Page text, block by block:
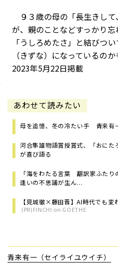
９３歳の母の「長生きし
が、親のことなどすっかり
「うしろめたさ」と結びつ
（きずな）になっているの
2023年5月22日掲載
あわせて読みたい
母を追憶、冬の冷たい手 青来有
河合隼雄物語賞授賞式、「おに
が喜び語る
「海をわたる言葉 翻訳家ふた
逢いの不思議が生ん...
【見城徹×藤田晋】AI時代でも変
(PR)FINCHI on GOETHE
青来有一（セイライユウイチ）